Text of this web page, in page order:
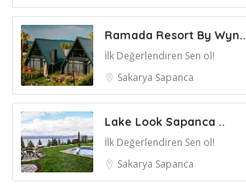
Ramada Resort By Wyn..
İlk Değerlendiren Sen ol!
Sakarya Sapanca
Lake Look Sapanca ..
İlk Değerlendiren Sen ol!
Sakarya Sapanca